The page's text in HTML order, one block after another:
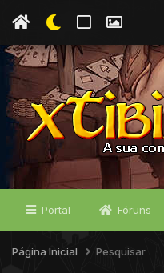
Portal Fóruns
Página Inicial Pesquisar